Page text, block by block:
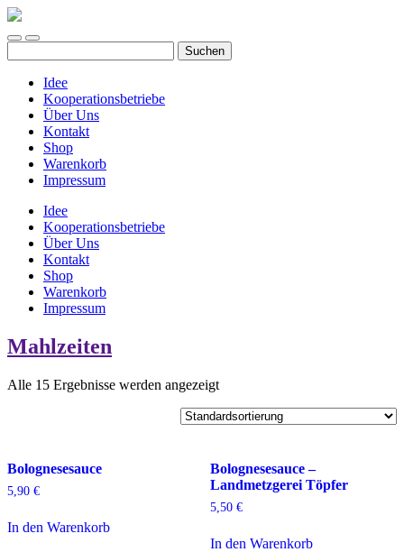
LandeiPlus
Mobile-
Menü
Suchfeld
ein-/ausblenden
nach:
Idee
Kooperationsbetriebe
Über Uns
Kontakt
Shop
Warenkorb
Impressum
Idee
Kooperationsbetriebe
Über Uns
Kontakt
Shop
Warenkorb
Impressum
Mahlzeiten
Alle 15 Ergebnisse werden angezeigt
Bolognesesauce
5,90 €
In den Warenkorb
Bolognesesauce –
Landmetzgerei Töpfer
5,50 €
In den Warenkorb